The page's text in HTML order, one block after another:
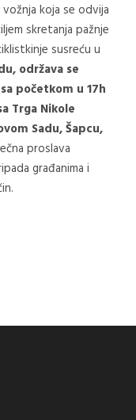
koja se odvija
skretanja pažnje
susreću u
održava se
početkom u 17h
Trga Nikole
Sadu, Šapcu,
proslava
građanima i